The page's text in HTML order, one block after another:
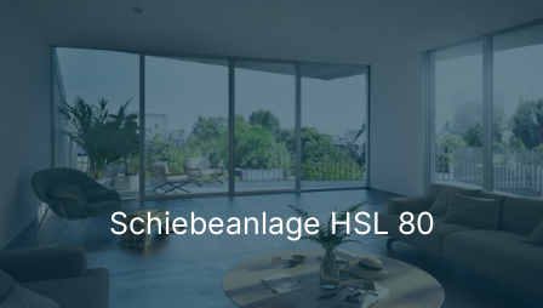
Schiebeanlage HSL 80